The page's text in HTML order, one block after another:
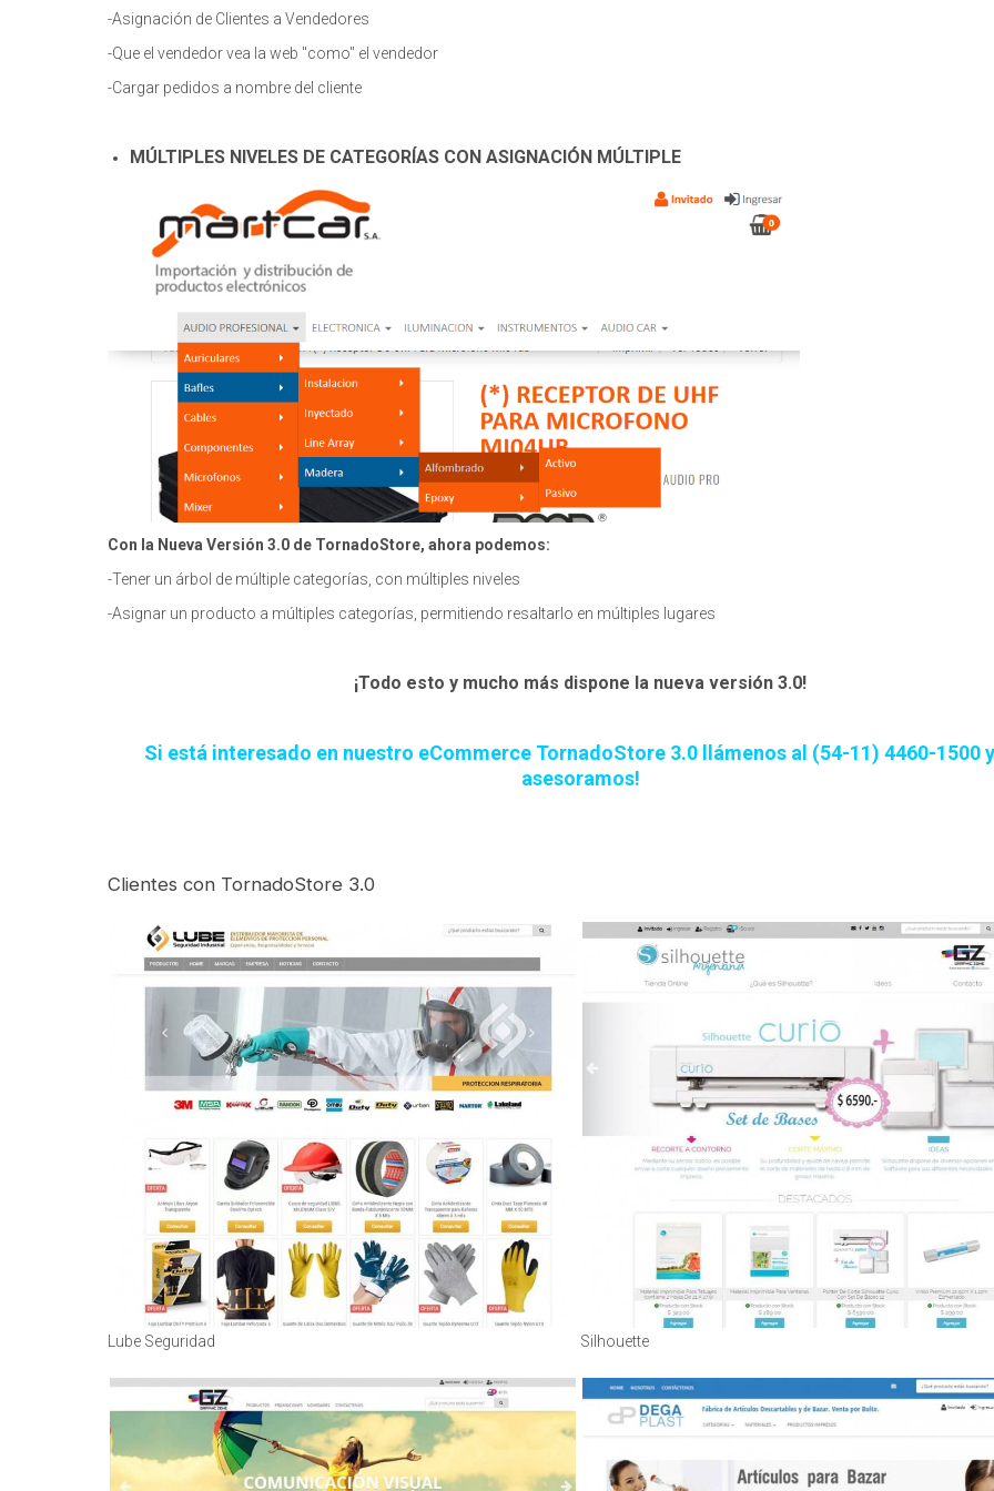
-Asignación de Clientes a Vendedores
-Que el vendedor vea la web "como" el vendedor
-Cargar pedidos a nombre del cliente
MÚLTIPLES NIVELES DE CATEGORÍAS CON ASIGNACIÓN MÚLTIPLE
Con la Nueva Versión 3.0 de TornadoStore, ahora podemos:
-Tener un árbol de múltiple categorías, con múltiples niveles
-Asignar un producto a múltiples categorías, permitiendo resaltarlo en múltiples lugares
¡Todo esto y mucho más dispone la nueva versión 3.0!
Si está interesado en nuestro eCommerce TornadoStore 3.0 llámenos al (54-11) 4460-1500
asesoramos!
Clientes con TornadoStore 3.0
Lube Seguridad Silhouette